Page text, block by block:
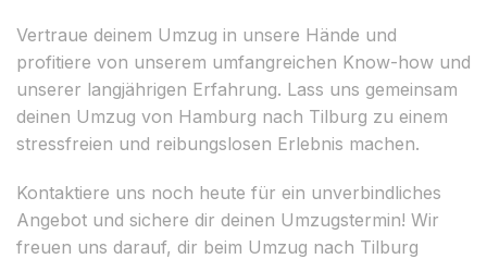
Vertraue deinem Umzug in unsere Hände und
profitiere von unserem umfangreichen Know-how und
unserer langjährigen Erfahrung. Lass uns gemeinsam
deinen Umzug von Hamburg nach Tilburg zu einem
stressfreien und reibungslosen Erlebnis machen.
Kontaktiere uns noch heute für ein unverbindliches
Angebot und sichere dir deinen Umzugstermin! Wir
freuen uns darauf, dir beim Umzug nach Tilburg